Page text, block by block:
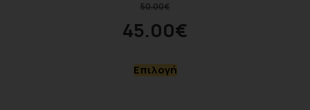
50.00€
45.00€
Επιλογή